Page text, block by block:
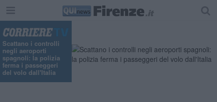
Scattano i controlli
negli aeroporti
spagnoli: la polizia
ferma i passeggeri
del volo dall'Italia